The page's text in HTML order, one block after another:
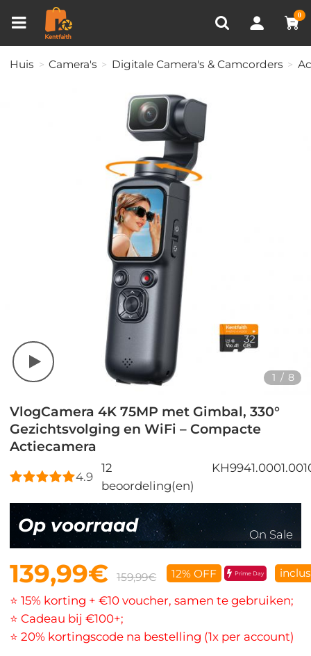
0
RECENT BEKEKEN
Huis Camera's Digitale Camera's & Camcorders
1 / 8
VlogCamera 4K 75MP met Gimbal, 330°
Gezichtsvolging en WiFi – Compacte
Actiecamera
4.9
12
beoordeling(en)
Op voorraad On Sale
139,99€ 159,99€ 12% OFF Prime Day
⭐ 15% korting + €10 voucher, samen te gebruiken;
⭐ Cadeau bij €100+;
⭐ 20% kortingscode na bestelling (1x per account)